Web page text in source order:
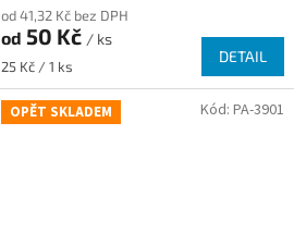
od 41,32 Kč bez DPH
od 50 Kč / ks
Měrná
25 Kč / 1 ks
DETAIL
OPĚT SKLADEM Kód: PA-3901